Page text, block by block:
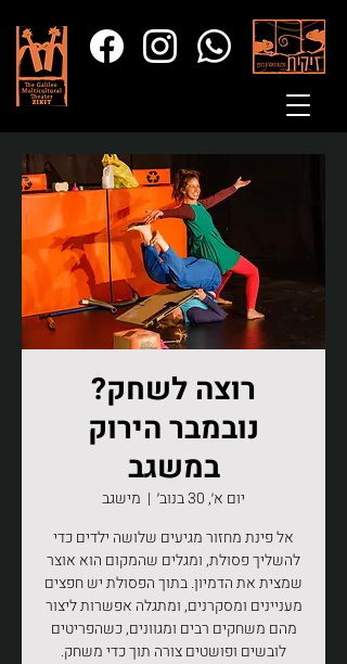
רוצה לשחק?
נובמבר הירוק
במשגב
יום א׳, 30 בנוב׳
  |
מישגב
אל פינת מחזור מגיעים שלושה ילדים כדי
להשליך פסולת, ומגלים שהמקום הוא אוצר
שמצית את הדמיון. בתוך הפסולת יש חפצים
מעניינים ומסקרנים, ומתגלה אפשרות ליצור
מהם משחקים רבים ומגוונים, כשהפריטים
לובשים ופושטים צורה תוך כדי משחק.